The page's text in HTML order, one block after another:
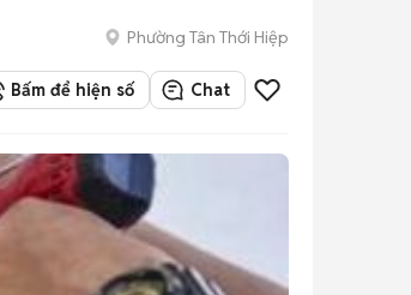
Phường Tân Thới Hiệp
Bấm để hiện số Chat